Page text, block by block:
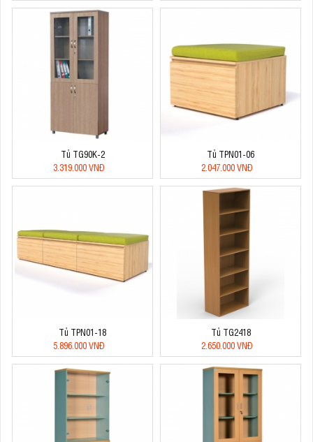
Tủ TG90K-2
3.319.000 VNĐ
Tủ TPN01-06
2.047.000 VNĐ
Tủ TPN01-18
5.896.000 VNĐ
Tủ TG2418
2.650.000 VNĐ